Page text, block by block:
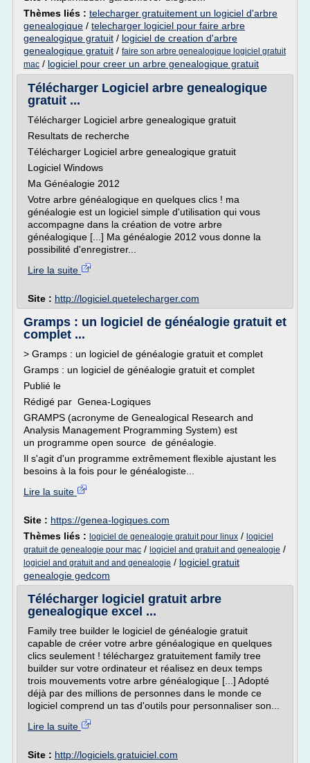
Thèmes liés : telecharger gratuitement un logiciel d'arbre
genealogique / telecharger logiciel pour faire arbre
genealogique gratuit / logiciel de creation d'arbre
genealogique gratuit / faire son arbre genealogique logiciel gratuit
mac / logiciel pour creer un arbre genealogique gratuit
Télécharger Logiciel arbre genealogique
gratuit ...
Télécharger Logiciel arbre genealogique gratuit
Resultats de recherche
Télécharger Logiciel arbre genealogique gratuit
Logiciel Windows
Ma Généalogie 2012
Votre arbre généalogique en quelques clics ! ma
généalogie est un logiciel simple d'utilisation qui vous
accompagne dans la création de votre arbre
généalogique [...] Ma généalogie 2012 vous donne la
possibilité d'enregistrer...
Lire la suite
Site : http://logiciel.quetelecharger.com
Gramps : un logiciel de généalogie gratuit et
complet ...
> Gramps : un logiciel de généalogie gratuit et complet
Gramps : un logiciel de généalogie gratuit et complet
Publié le
Rédigé par Genea-Logiques
GRAMPS (acronyme de Genealogical Research and
Analysis Management Programming System) est
un programme open source de généalogie.
Il s'agit d'un programme extrêmement flexible ajustant les
besoins à la fois pour le généalogiste...
Lire la suite
Site : https://genea-logiques.com
Thèmes liés : logiciel de genealogie gratuit pour linux / logiciel
gratuit de genealogie pour mac / logiciel and gratuit and genealogie /
logiciel and gratuit and and genealogie / logiciel gratuit
genealogie gedcom
Télécharger logiciel gratuit arbre
genealogique excel ...
Family tree builder le logiciel de généalogie gratuit
capable de créer votre arbre généalogique en quelques
clics seulement ! téléchargez gratuitement family tree
builder sur votre ordinateur et réalisez en deux temps
trois mouvements votre arbre généalogique [...] Adopté
déjà par des millions de personnes dans le monde ce
logiciel comprend un tas d'outils pour personnaliser son...
Lire la suite
Site : http://logiciels.gratuiciel.com